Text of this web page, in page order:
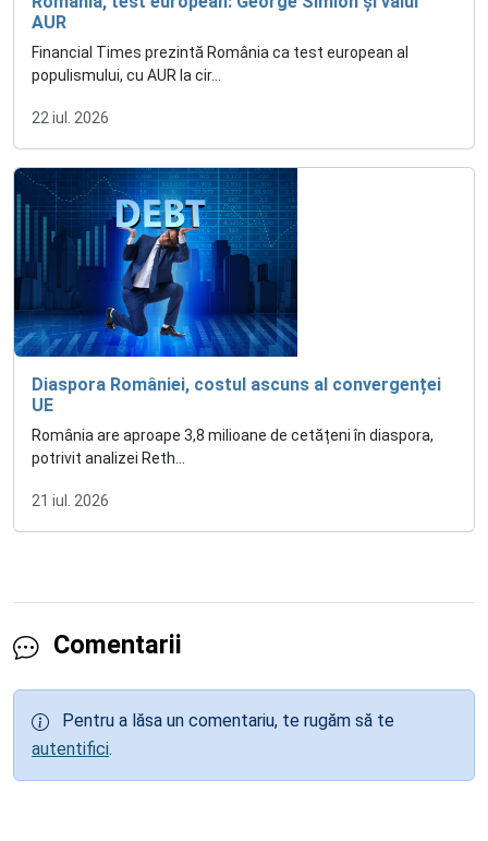
AUR
Financial Times prezintă România ca test european al
populismului, cu AUR la cir...
22 iul. 2026
Diaspora României, costul ascuns al convergenței
UE
România are aproape 3,8 milioane de cetățeni în diaspora,
potrivit analizei Reth...
21 iul. 2026
Comentarii
Pentru a lăsa un comentariu, te rugăm să te
autentifici.